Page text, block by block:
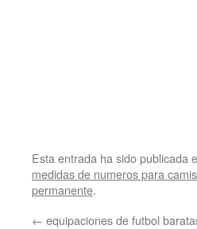
Esta entrada ha sido publicada
medidas de numeros para
permanente.
← equipaciones de futbol